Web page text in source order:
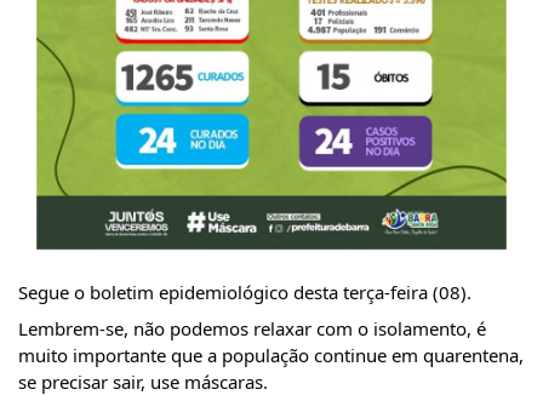
Segue o boletim epidemiológico desta terça-feira (08).
Lembrem-se, não podemos relaxar com o isolamento, é
muito importante que a população continue em quarentena,
se precisar sair, use máscaras.